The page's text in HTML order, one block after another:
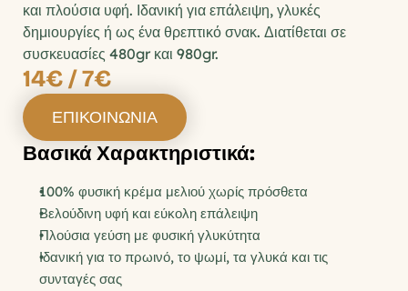
και πλούσια υφή. Ιδανική για επάλειψη, γλυκές
δημιουργίες ή ως ένα θρεπτικό σνακ. Διατίθεται σε
συσκευασίες 480gr και 980gr.
14€ / 7€
ΕΠΙΚΟΙΝΩΝΙΑ
Βασικά Χαρακτηριστικά:
100% φυσική κρέμα μελιού χωρίς πρόσθετα
Βελούδινη υφή και εύκολη επάλειψη
Πλούσια γεύση με φυσική γλυκύτητα
Ιδανική για το πρωινό, το ψωμί, τα γλυκά και τις
συνταγές σας